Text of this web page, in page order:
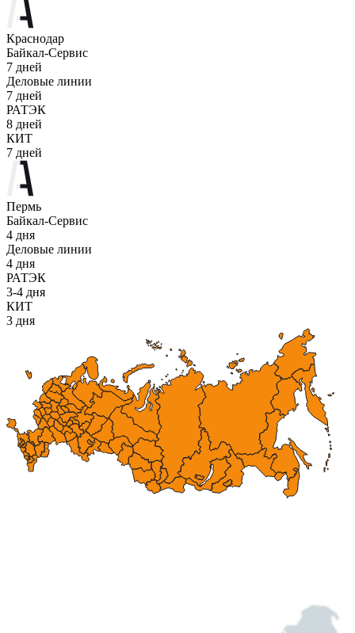
Краснодар
Байкал-Сервис
7 дней
Деловые линии
7 дней
РАТЭК
8 дней
КИТ
7 дней
Пермь
Байкал-Сервис
4 дня
Деловые линии
4 дня
РАТЭК
3-4 дня
КИТ
3 дня